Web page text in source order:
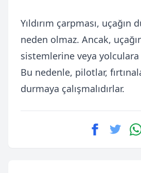
Yıldırım çarpması, uçağın
neden olmaz. Ancak,
sistemlerine veya
Bu nedenle, pilotlar,
durmaya çalışmalıdırlar.